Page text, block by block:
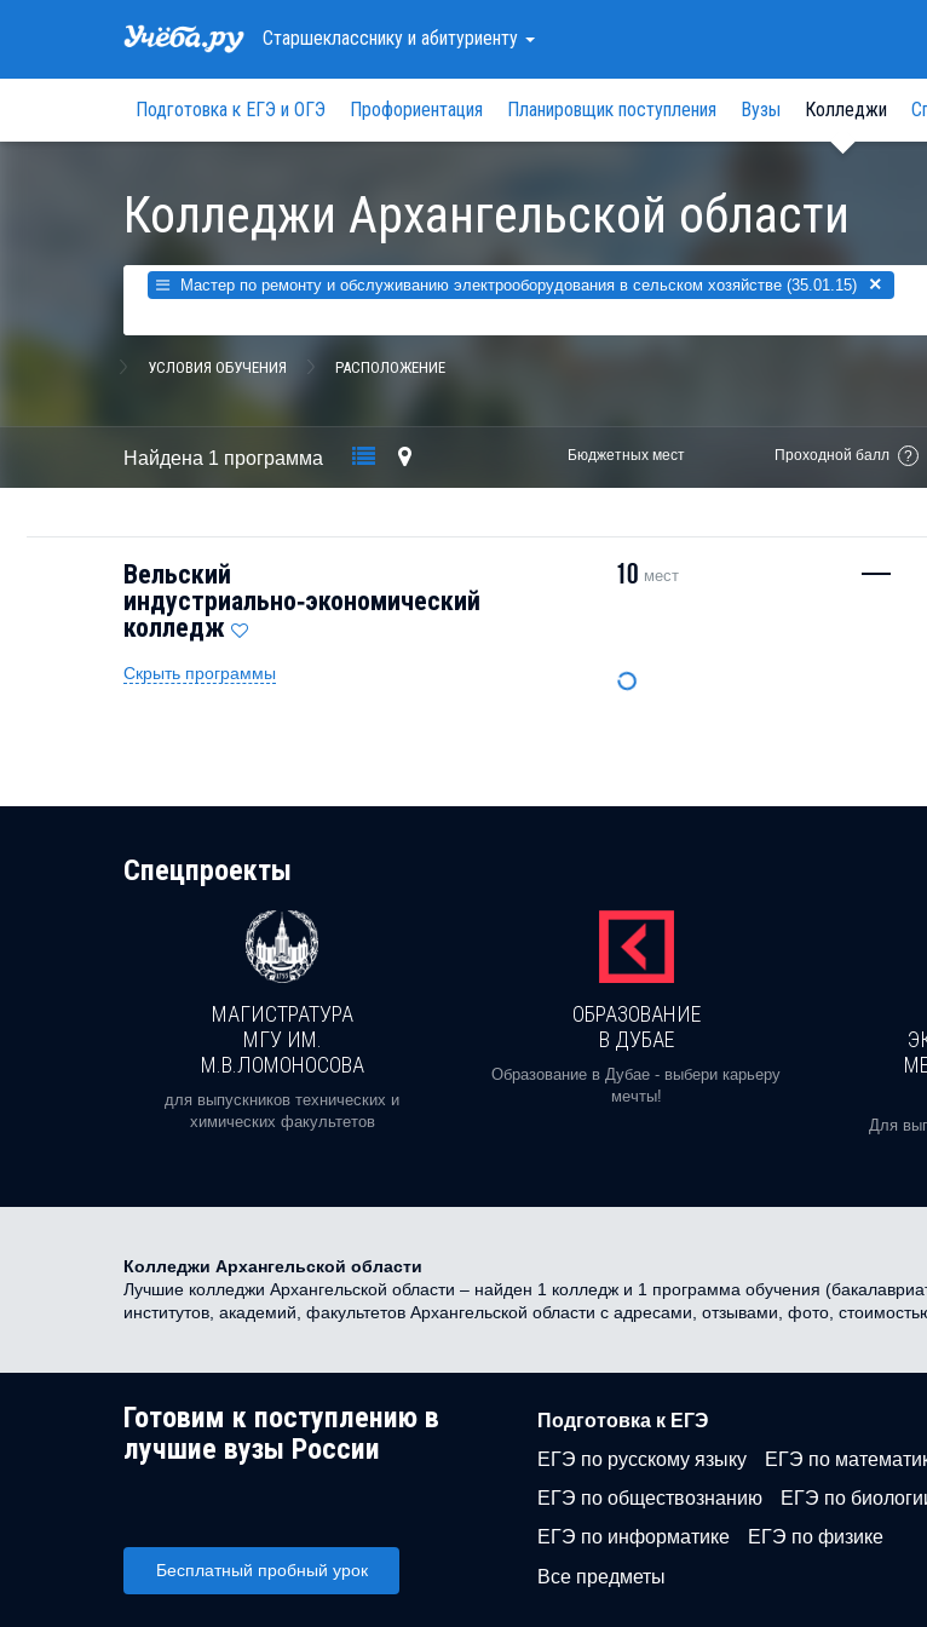
Старшеклассникуи абитуриенту
Подготовка к ЕГЭ и ОГЭ Профориентация Планировщик поступления Вузы Колледжи
Колледжи Архангельской области
Мастер по ремонту и обслуживанию электрооборудования в сельском хозяйстве (35.01.15) ×
УСЛОВИЯ ОБУЧЕНИЯ РАСПОЛОЖЕНИЕ
Найдена 1 программа Бюджетных мест Проходной балл ?
Вельский
индустриально‑экономический
колледж
10 мест —
Скрыть программы
Cпецпроекты
МАГИСТРАТУРА
МГУ ИМ.
М.В.ЛОМОНОСОВА
для выпускников технических и
химических факультетов
ОБРАЗОВАНИЕ
В ДУБАЕ
Образование в Дубае - выбери карьеру
мечты!
Для
Колледжи Архангельской области
Лучшие колледжи Архангельской области – найден 1 колледж и 1 программа обучения
институтов, академий, факультетов Архангельской области с адресами, отзывами, фото,
Готовим к поступлению в
лучшие вузы России
Бесплатный пробный урок
Подготовка к ЕГЭ
ЕГЭ по русскому языку
ЕГЭ по
ЕГЭ по обществознанию
ЕГЭ по
ЕГЭ по информатике
ЕГЭ по физике
Все предметы